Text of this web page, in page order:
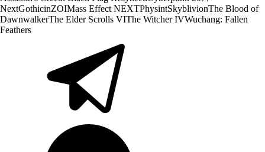
NextGothicinZOIMass Effect NEXTPhysintSkyblivionThe Blood of
DawnwalkerThe Elder Scrolls VIThe Witcher IVWuchang: Fallen
Feathers